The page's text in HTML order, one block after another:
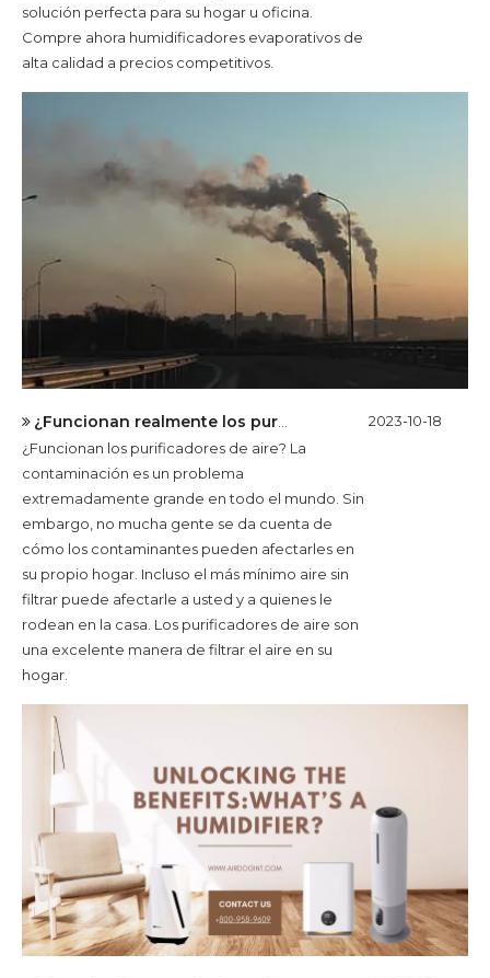
solución perfecta para su hogar u oficina.
Compre ahora humidificadores evaporativos de
alta calidad a precios competitivos.
¿Funcionan realmente los purificadores de aire?
¿Funcionan los purificadores de aire? La
contaminación es un problema
extremadamente grande en todo el mundo. Sin
embargo, no mucha gente se da cuenta de
cómo los contaminantes pueden afectarles en
su propio hogar. Incluso el más mínimo aire sin
filtrar puede afectarle a usted y a quienes le
rodean en la casa. Los purificadores de aire son
una excelente manera de filtrar el aire en su
hogar.
2023-10-18